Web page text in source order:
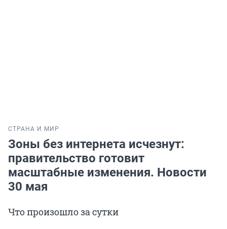
СТРАНА И МИР
Зоны без интернета исчезнут:
правительство готовит
масштабные изменения. Новости
30 мая
Что произошло за сутки